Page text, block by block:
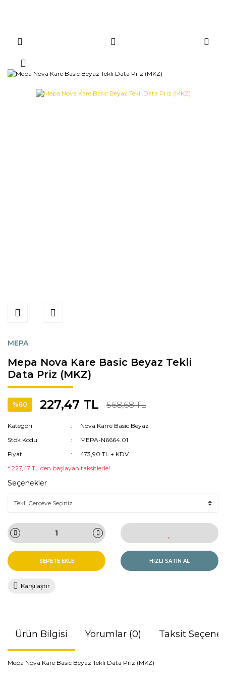
MEPA
Mepa Nova Kare Basic Beyaz Tekli
Data Priz (MKZ)
%60 227,47 TL 568,68 TL
Kategori
Nova Karre Basic Beyaz
Stok Kodu
MEPA-N6664.01
Fiyat
473,90 TL + KDV
* 227,47 TL den başlayan taksitlerle!
Seçenekler
SEPETE EKLE HIZLI SATIN AL
Karşılaştır
Ürün Bilgisi Yorumlar (0) Taksit
Mepa Nova Kare Basic Beyaz Tekli Data Priz (MKZ)